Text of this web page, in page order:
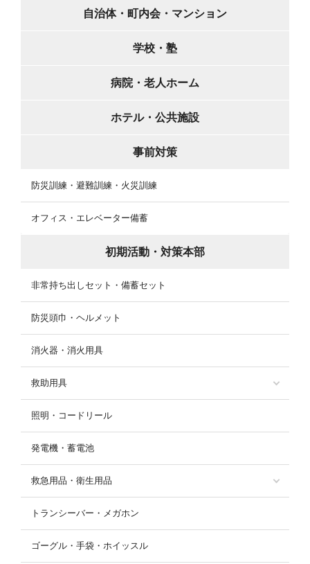
自治体・町内会・マンション
学校・塾
病院・老人ホーム
ホテル・公共施設
事前対策
防災訓練・避難訓練・火災訓練
オフィス・エレベーター備蓄
初期活動・対策本部
非常持ち出しセット・備蓄セット
防災頭巾・ヘルメット
消火器・消火用具
救助用具
照明・コードリール
発電機・蓄電池
救急用品・衛生用品
トランシーバー・メガホン
ゴーグル・手袋・ホイッスル